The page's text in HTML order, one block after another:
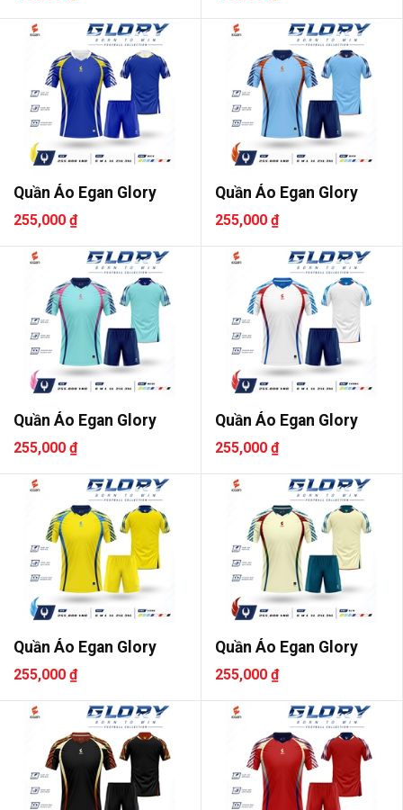
Quần Áo Egan Glory
255,000 ₫
Quần Áo Egan Glory
255,000 ₫
Quần Áo Egan Glory
255,000 ₫
Quần Áo Egan Glory
255,000 ₫
Quần Áo Egan Glory
255,000 ₫
Quần Áo Egan Glory
255,000 ₫